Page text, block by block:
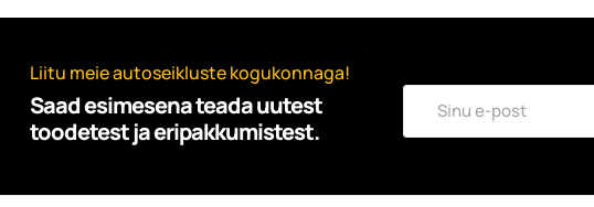
Liitu meie autoseikluste kogukonnaga!
Saad esimesena teada uutest
toodetest ja eripakkumistest.